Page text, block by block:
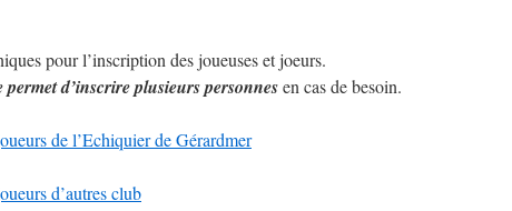
pour l’inscription des joueuses et joeurs.
d’inscrire plusieurs personnesen cas de besoin.
de l’Echiquier de Gérardmer
d’autres club